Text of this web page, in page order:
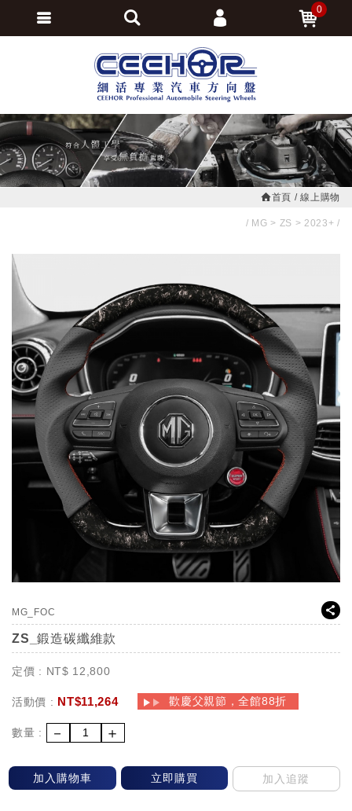
首頁 線上購物
MG ZS 2023+
MG_FOC
ZS_鍛造碳纖維款
定價 : NT$ 12,800
活動價 : NT$11,264 歡慶父親節，全館88折
數量 : － ＋
加入購物車 立即購買 加入追蹤
0
會員登入
會員註冊
訂單查詢
追蹤清單
繁體中文